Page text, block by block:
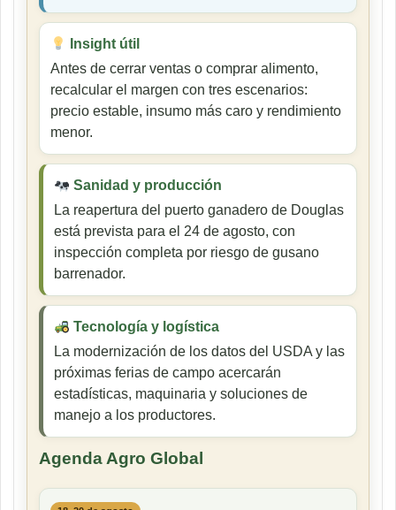
Insight útil
Antes de cerrar ventas o comprar alimento,
recalcular el margen con tres escenarios:
precio estable, insumo más caro y rendimiento
menor.
Sanidad y producción
La reapertura del puerto ganadero de Douglas
está prevista para el 24 de agosto, con
inspección completa por riesgo de gusano
barrenador.
Tecnología y logística
La modernización de los datos del USDA y las
próximas ferias de campo acercarán
estadísticas, maquinaria y soluciones de
manejo a los productores.
Agenda Agro Global